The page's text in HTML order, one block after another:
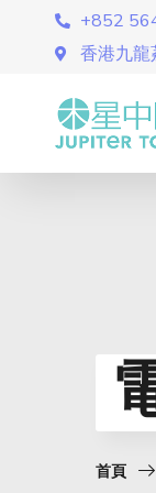
+852
香港九
首頁